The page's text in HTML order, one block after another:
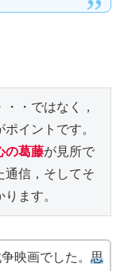
・ではなく，
イントです。
の葛藤が見所で
通信，そしてそ
ます。
映画でした。 思